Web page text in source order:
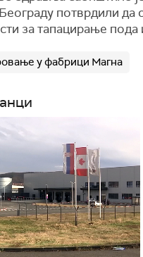
потврдили да
за тапацирање
у фабрици Магна